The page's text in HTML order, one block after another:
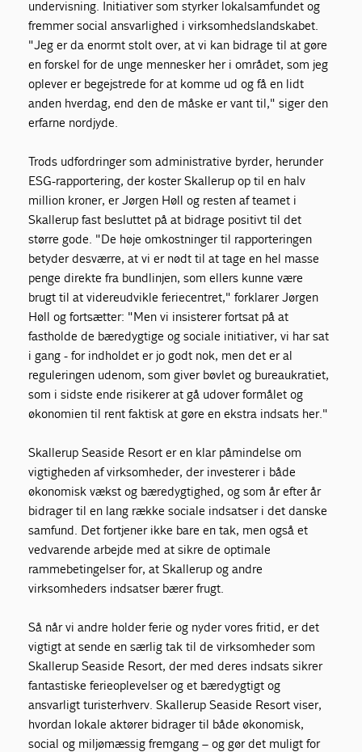
undervisning. Initiativer som styrker lokalsamfundet og
fremmer social ansvarlighed i virksomhedslandskabet.
"Jeg er da enormt stolt over, at vi kan bidrage til at gøre
en forskel for de unge mennesker her i området, som jeg
oplever er begejstrede for at komme ud og få en lidt
anden hverdag, end den de måske er vant til," siger den
erfarne nordjyde.
Trods udfordringer som administrative byrder, herunder
ESG-rapportering, der koster Skallerup op til en halv
million kroner, er Jørgen Høll og resten af teamet i
Skallerup fast besluttet på at bidrage positivt til det
større gode. "De høje omkostninger til rapporteringen
betyder desværre, at vi er nødt til at tage en hel masse
penge direkte fra bundlinjen, som ellers kunne være
brugt til at videreudvikle feriecentret," forklarer Jørgen
Høll og fortsætter: "Men vi insisterer fortsat på at
fastholde de bæredygtige og sociale initiativer, vi har sat
i gang - for indholdet er jo godt nok, men det er al
reguleringen udenom, som giver bøvlet og bureaukratiet,
som i sidste ende risikerer at gå udover formålet og
økonomien til rent faktisk at gøre en ekstra indsats her."
Skallerup Seaside Resort er en klar påmindelse om
vigtigheden af virksomheder, der investerer i både
økonomisk vækst og bæredygtighed, og som år efter år
bidrager til en lang række sociale indsatser i det danske
samfund. Det fortjener ikke bare en tak, men også et
vedvarende arbejde med at sikre de optimale
rammebetingelser for, at Skallerup og andre
virksomheders indsatser bærer frugt.
Så når vi andre holder ferie og nyder vores fritid, er det
vigtigt at sende en særlig tak til de virksomheder som
Skallerup Seaside Resort, der med deres indsats sikrer
fantastiske ferieoplevelser og et bæredygtigt og
ansvarligt turisterhverv. Skallerup Seaside Resort viser,
hvordan lokale aktører bidrager til både økonomisk,
social og miljømæssig fremgang – og gør det muligt for